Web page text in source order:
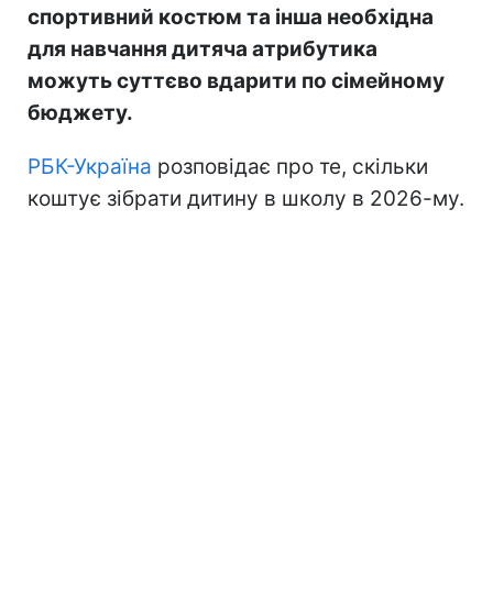
спортивний костюм та інша необхідна
для навчання дитяча атрибутика
можуть суттєво вдарити по сімейному
бюджету.
РБК-Україна розповідає про те, скільки
коштує зібрати дитину в школу в 2026-му.